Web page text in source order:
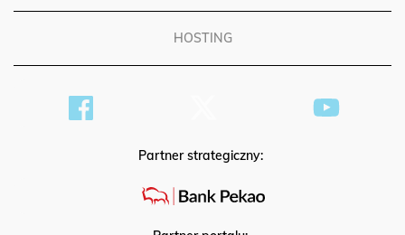
HOSTING
Partner strategiczny: